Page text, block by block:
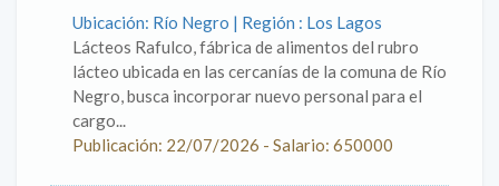
Ubicación: Río Negro | Región : Los Lagos
Lácteos Rafulco, fábrica de alimentos del rubro
lácteo ubicada en las cercanías de la comuna de Río
Negro, busca incorporar nuevo personal para el
cargo...
Publicación: 22/07/2026 - Salario: 650000